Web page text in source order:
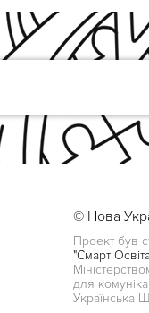
© Нова
Проект був
"Смарт
для
Українська